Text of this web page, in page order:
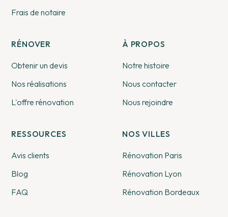
Frais de notaire
RÉNOVER
Obtenir un devis
Nos réalisations
L'offre rénovation
À PROPOS
Notre histoire
Nous contacter
Nous rejoindre
RESSOURCES
Avis clients
Blog
FAQ
NOS VILLES
Rénovation Paris
Rénovation Lyon
Rénovation Bordeaux